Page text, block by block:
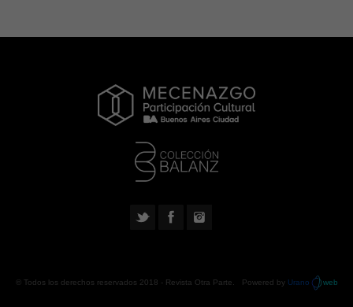
© Todos los derechos reservados 2018 - Revista Otra Parte . Powered by Urano web